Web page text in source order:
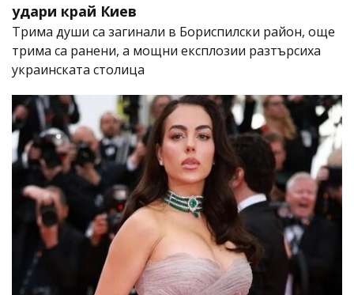
удари край Киев
Трима души са загинали в Бориспилски район, още
трима са ранени, а мощни експлозии разтърсиха
украинската столица